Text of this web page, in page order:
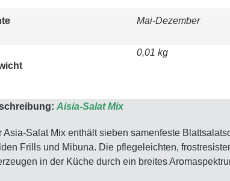
Mai-Dezember
0,01 kg
Aisia-Salat Mix
Asia-Salat Mix enthält sieben samenfeste
Frills und Mibuna. Die pflegeleichten,
in der Küche durch ein breites